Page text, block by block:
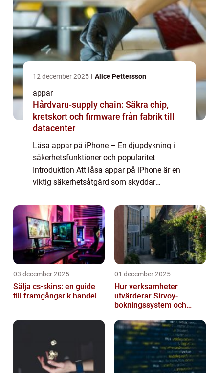
12 december 2025 Alice Pettersson
appar
Hårdvaru-supply chain: Säkra chip,
kretskort och firmware från fabrik till
datacenter
Låsa appar på iPhone – En djupdykning i
säkerhetsfunktioner och popularitet
Introduktion Att låsa appar på iPhone är en
viktig säkerhetsåtgärd som skyddar
integritet. Genom att låsa appar kan man
förhindra...
03 december 2025
Sälja cs-skins: en guide
till framgångsrik handel
01 december 2025
Hur verksamheter
utvärderar Sirvoy-
bokningssystem och